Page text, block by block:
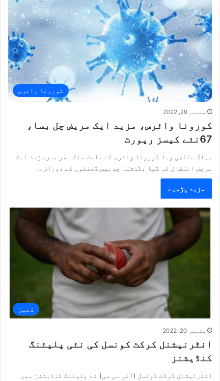
کورونا وائرس
ستمبر 29, 2022
کورونا وائرس، مزید ایک مریض چل بسا،
67نئے کیسز رپورٹ
مہلک عالمی وبا کورونا وائرس کے باعث ملک بھر میںمزید ایک
مریض انتقال کر گیا ،گذشتہ چوبیس گھنٹوں کے دوران…
مزید پڑھیے
کھیل
ستمبر 20, 2022
انٹرنیشنل کرکٹ کونسل کی نئی پلیئنگ
کنڈیشنز
انٹرنیشنل کرکٹ کونسل (آئی سی سی) نے پلیئنگ کنڈیشنز میں